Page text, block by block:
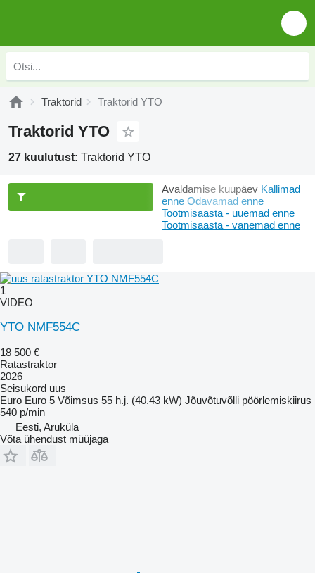
Traktorid Traktorid YTO
Traktorid YTO
27 kuulutust: Traktorid YTO
Avaldamise kuupäev Kallimad
enne Odavamad enne
Tootmisaasta - uuemad enne
Tootmisaasta - vanemad enne
1
VIDEO
YTO NMF554C
18 500 €
Ratastraktor
2026
Seisukord uus
Euro Euro 5 Võimsus 55 h.j. (40.43 kW) Jõuvõtuvõlli pöörlemiskiirus
540 p/min
Eesti, Aruküla
Võta ühendust müüjaga